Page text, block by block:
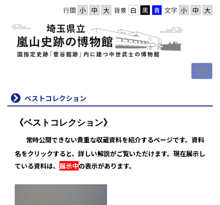
文字
背景
行間
ベストコレクション
《ベストコレクション》
常時公開できない貴重な収蔵資料を紹介するページです。資料
名をクリックすると、詳しい解説がご覧いただけます。現在展示し
ている資料は、 展示中の表示があります。